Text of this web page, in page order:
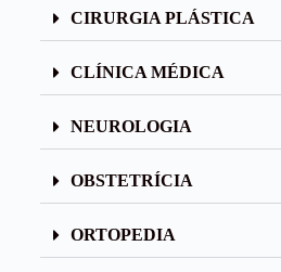
CIRURGIA PLÁSTICA
CLÍNICA MÉDICA
NEUROLOGIA
OBSTETRÍCIA
ORTOPEDIA